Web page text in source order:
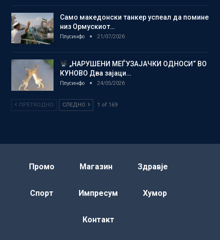
Само македонски танкер успеал да помине
низ Ормускиот…
Плусинфо 21/07/2026
„НАРУШЕНИ МЕЃУЗАЈАЧКИ ОДНОСИ“ ВО
КУНОВО Два зајаци…
Плусинфо 24/05/2026
ПРЕТХОДНО СЛЕДНО 1 of 169
Промо Магазин Здравје
Спорт Импресум Хумор
Контакт